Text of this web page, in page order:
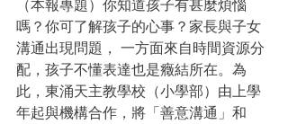
（本報專題）你知道孩子有甚麼煩惱
嗎？你可了解孩子的心事？家長與子女
溝通出現問題， 一方面來自時間資源分
配，孩子不懂表達也是癥結所在。為
此，東涌天主教學校（小學部）由上學
年起與機構合作，將「善意溝通」和